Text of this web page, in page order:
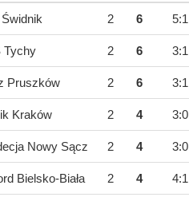
2 6 5:1
Tychy 2 6 3:1
Pruszków 2 6 3:1
Kraków 2 4 3:0
Nowy Sącz 2 4 3:0
Bielsko-Biała 2 4 4:1